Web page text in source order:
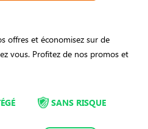
offres et économisez sur de
vous. Profitez de nos promos et
SANS RISQUE